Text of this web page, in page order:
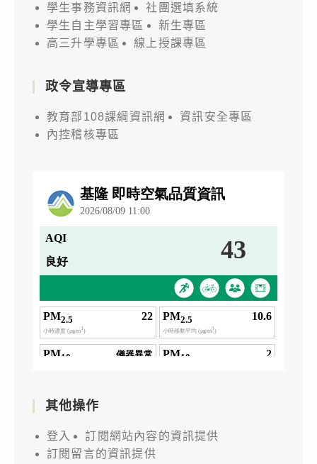
學生事務資訊網
社團選填系統
學生自主學習專區
新生專區
高三升學專區
線上授課專區
政令宣導專區
教育部108課綱資訊網
資訊安全專區
內控稽核專區
其他操作
登入
訂閱網站內容的資訊提供
訂閱留言的資訊提供